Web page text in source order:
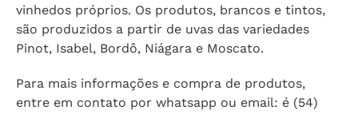
vinhedos próprios. Os produtos, brancos e tintos,
são produzidos a partir de uvas das variedades
Pinot, Isabel, Bordô, Niágara e Moscato.
Para mais informações e compra de produtos,
entre em contato por whatsapp ou email: é (54)